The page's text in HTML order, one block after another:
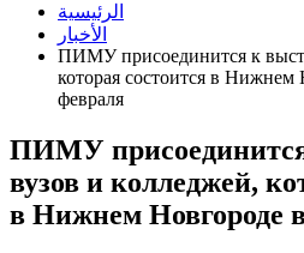
الرئيسية
الأخبار
ПИМУ присоединится к
которая состоится в Нижнем
февраля
ПИМУ
вузов и колледжей,
в Нижнем Новгороде